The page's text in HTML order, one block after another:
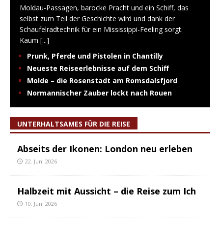
Moldau-Passagen, barocke Pracht und ein Schiff, das
selbst zum Teil der Geschichte wird und dank der
Schaufelradtechnik für ein Mississippi-Feeling sorgt.
Kaum [...]
Prunk, Pferde und Pistolen in Chantilly
Neueste Reiseerlebnisse auf dem Schiff
Molde – die Rosenstadt am Romsdalsfjord
Normannischer Zauber lockt nach Rouen
UNTERHALTSAMES FÜR DIE REISE
Abseits der Ikonen: London neu erleben
22. Juni 2026
Halbzeit mit Aussicht – die Reise zum Ich
10. Juni 2026